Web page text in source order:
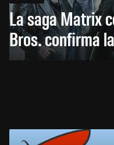
La saga Matrix
Bros. confirma